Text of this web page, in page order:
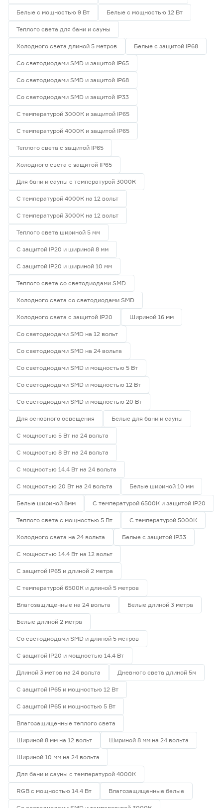
Белые с мощностью 9 Вт Белые с мощностью 12 Вт
Теплого света для бани и сауны
Холодного света длиной 5 метров Белые с защитой IP68
Со светодиодами SMD и защитой IP65
Со светодиодами SMD и защитой IP68
Со светодиодами SMD и защитой IP33
С температурой 3000К и защитой IP65
С температурой 4000К и защитой IP65
Теплого света с защитой IP65
Холодного света с защитой IP65
Для бани и сауны с температурой 3000К
С температурой 4000К на 12 вольт
С температурой 3000К на 12 вольт
Теплого света шириной 5 мм
С защитой IP20 и шириной 8 мм
С защитой IP20 и шириной 10 мм
Теплого света со светодиодами SMD
Холодного света со светодиодами SMD
Холодного света с защитой IP20 Шириной 16 мм
Со светодиодами SMD на 12 вольт
Со светодиодами SMD на 24 вольта
Со светодиодами SMD и мощностью 5 Вт
Со светодиодами SMD и мощностью 12 Вт
Со светодиодами SMD и мощностью 20 Вт
Для основного освещения Белые для бани и сауны
С мощностью 5 Вт на 24 вольта
С мощностью 8 Вт на 24 вольта
С мощностью 14.4 Вт на 24 вольта
С мощностью 20 Вт на 24 вольта Белые шириной 10 мм
Белые шириной 8мм С температурой 6500К и защитой IP20
Теплого света с мощностью 5 Вт С температурой 5000К
Холодного света на 24 вольта Белые с защитой IP33
С мощностью 14.4 Вт на 12 вольт
С защитой IP65 и длиной 2 метра
С температурой 6500К и длиной 5 метров
Влагозащищенные на 24 вольта Белые длиной 3 метра
Белые длиной 2 метра
Со светодиодами SMD и длиной 5 метров
С защитой IP20 и мощностью 14.4 Вт
Длиной 3 метра на 24 вольта Дневного света длиной 5м
С защитой IP65 и мощностью 12 Вт
С защитой IP65 и мощностью 5 Вт
Влагозащищенные теплого света
Шириной 8 мм на 12 вольт Шириной 8 мм на 24 вольта
Шириной 10 мм на 24 вольта
Для бани и сауны с температурой 4000К
RGB с мощностью 14.4 Вт Влагозащищенные белые